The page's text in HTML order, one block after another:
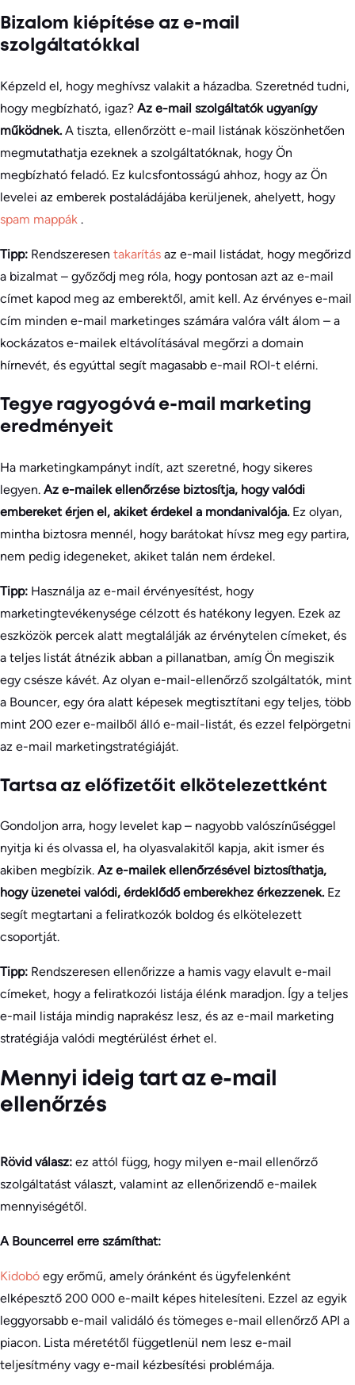
Bizalom kiépítése az e-mail
szolgáltatókkal
Képzeld el, hogy meghívsz valakit a házadba. Szeretnéd tudni,
hogy megbízható, igaz? Az e-mail szolgáltatók ugyanígy
működnek. A tiszta, ellenőrzött e-mail listának köszönhetően
megmutathatja ezeknek a szolgáltatóknak, hogy Ön
megbízható feladó. Ez kulcsfontosságú ahhoz, hogy az Ön
levelei az emberek postaládájába kerüljenek, ahelyett, hogy
spam mappák .
Tipp: Rendszeresen takarítás az e-mail listádat, hogy megőrizd
a bizalmat – győződj meg róla, hogy pontosan azt az e-mail
címet kapod meg az emberektől, amit kell. Az érvényes e-mail
cím minden e-mail marketinges számára valóra vált álom – a
kockázatos e-mailek eltávolításával megőrzi a domain
hírnevét, és egyúttal segít magasabb e-mail ROI-t elérni.
Tegye ragyogóvá e-mail marketing
eredményeit
Ha marketingkampányt indít, azt szeretné, hogy sikeres
legyen. Az e-mailek ellenőrzése biztosítja, hogy valódi
embereket érjen el, akiket érdekel a mondanivalója. Ez olyan,
mintha biztosra mennél, hogy barátokat hívsz meg egy partira,
nem pedig idegeneket, akiket talán nem érdekel.
Tipp: Használja az e-mail érvényesítést, hogy
marketingtevékenysége célzott és hatékony legyen. Ezek az
eszközök percek alatt megtalálják az érvénytelen címeket, és
a teljes listát átnézik abban a pillanatban, amíg Ön megiszik
egy csésze kávét. Az olyan e-mail-ellenőrző szolgáltatók, mint
a Bouncer, egy óra alatt képesek megtisztítani egy teljes, több
mint 200 ezer e-mailből álló e-mail-listát, és ezzel felpörgetni
az e-mail marketingstratégiáját.
Tartsa az előfizetőit elkötelezettként
Gondoljon arra, hogy levelet kap – nagyobb valószínűséggel
nyitja ki és olvassa el, ha olyasvalakitől kapja, akit ismer és
akiben megbízik. Az e-mailek ellenőrzésével biztosíthatja,
hogy üzenetei valódi, érdeklődő emberekhez érkezzenek. Ez
segít megtartani a feliratkozók boldog és elkötelezett
csoportját.
Tipp: Rendszeresen ellenőrizze a hamis vagy elavult e-mail
címeket, hogy a feliratkozói listája élénk maradjon. Így a teljes
e-mail listája mindig naprakész lesz, és az e-mail marketing
stratégiája valódi megtérülést érhet el.
Mennyi ideig tart az e-mail
ellenőrzés
Rövid válasz: ez attól függ, hogy milyen e-mail ellenőrző
szolgáltatást választ, valamint az ellenőrizendő e-mailek
mennyiségétől.
A Bouncerrel erre számíthat:
Kidobó egy erőmű, amely óránként és ügyfelenként
elképesztő 200 000 e-mailt képes hitelesíteni. Ezzel az egyik
leggyorsabb e-mail validáló és tömeges e-mail ellenőrző API a
piacon. Lista méretétől függetlenül nem lesz e-mail
teljesítmény vagy e-mail kézbesítési problémája.